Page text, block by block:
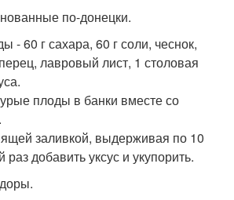
по-донецки.
- 60 г сахара, 60 г соли, чеснок,
лавровый лист, 1 столовая
плоды в банки вместе со
заливкой, выдерживая по 10
добавить уксус и укупорить.